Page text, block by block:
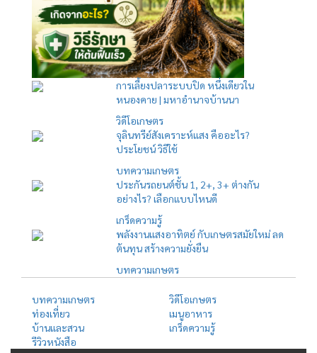
การเลี้ยงปลาระบบปิด หนึ่งเดียวใน
หนองคาย | มหาอำนาจบ้านนา
วิดีโอเกษตร
จุลินทรีย์สังเคราะห์แสง คืออะไร?
ประโยชน์ วิธีใช้
บทความเกษตร
ประกันรถยนต์ชั้น 1, 2+, 3+ ต่างกัน
อย่างไร? เลือกแบบไหนดี
เกร็ดความรู้
พลังงานแสงอาทิตย์ กับเกษตรสมัยใหม่ ลด
ต้นทุน สร้างความยั่งยืน
บทความเกษตร
บทความเกษตร
วิดีโอเกษตร
ท่องเที่ยว
เมนูอาหาร
บ้านและสวน
เกร็ดความรู้
รีวิวหนังสือ